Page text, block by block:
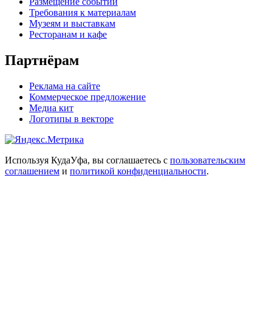
Требования к материалам
Музеям и выставкам
Ресторанам и кафе
Партнёрам
Реклама на сайте
Коммерческое предложение
Медиа кит
Логотипы в векторе
Используя КудаУфа, вы соглашаетесь с пользовательским
соглашением и политикой конфиденциальности.